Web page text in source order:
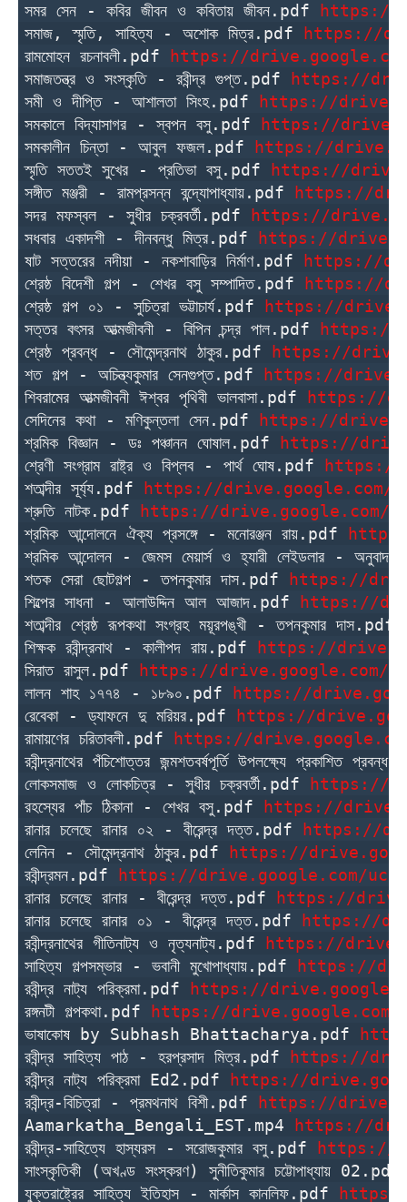
সমর সেন - কবির জীবন ও কবিতায় জীবন.pdf
https://
সমাজ, স্মৃতি, সাহিত্য - অশোক মিত্র.pdf
https://
রামমোহন রচনাবলী.pdf
https://drive.google.com/
সমাজতন্ত্র ও সংস্কৃতি - রবীন্দ্র গুপ্ত.pdf
https://
সমী ও দীপ্তি - আশালতা সিংহ.pdf
https://
সমকালে বিদ্যাসাগর - স্বপন বসু.pdf
https://
সমকালীন চিন্তা - আবুল ফজল.pdf
https://
স্মৃতি সততই সুখের - প্রতিভা বসু.pdf
https://
সঙ্গীত মঞ্জরী - রামপ্রসন্ন বন্দ্যোপাধ্যায়.pdf
https://
সদর মফস্বল - সুধীর চক্রবর্তী.pdf
https://
সধবার একাদশী - দীনবন্ধু মিত্র.pdf
https://
ষাট সত্তরের নদীয়া - নকশাবাড়ির নির্মাণ.pdf
https://
শ্রেষ্ঠ বিদেশী গল্প - শেখর বসু সম্পাদিত.pdf
https://
শ্রেষ্ঠ গল্প ০১ - সুচিত্রা ভট্টাচার্য.pdf
https://
সত্তর বৎসর আত্মজীবনী - বিপিন চন্দ্র পাল.pdf
https://
শ্রেষ্ঠ প্রবন্ধ - সৌমেন্দ্রনাথ ঠাকুর.pdf
https://
শত গল্প - অচিন্ত্যকুমার সেনগুপ্ত.pdf
https://
শিবরামের আত্মজীবনী ঈশ্বর পৃথিবী ভালবাসা.pdf
https://
সেদিনের কথা - মণিকুন্তলা সেন.pdf
https://
শ্রমিক বিজ্ঞান - ডঃ পঞ্চানন ঘোষাল.pdf
https://
শ্রেণী সংগ্রাম রাষ্ট্র ও বিপ্লব - পার্থ ঘোষ.pdf
https://
শতাব্দীর সূর্য্য.pdf
https://drive.google.com/
শ্রুতি নাটক.pdf
https://drive.google.com/
শ্রমিক আন্দোলনে ঐক্য প্রসঙ্গে - মনোরঞ্জন রায়.pdf
শ্রমিক আন্দোলন - জেমস মেয়ার্স ও হ্যারী লেইডলার - অনুবাদ
শতক সেরা ছোটগল্প - তপনকুমার দাস.pdf
https://
শিল্পের সাধনা - আলাউদ্দিন আল আজাদ.pdf
https://
শতাব্দীর শ্রেষ্ঠ রূপকথা সংগ্রহ ময়ূরপঙ্খী - তপনকুমার দাস.pdf
শিক্ষক রবীন্দ্রনাথ - কালীপদ রায়.pdf
https://
সিরাত রাসুল.pdf
https://drive.google.com/
লালন শাহ ১৭৭৪ - ১৮৯০.pdf
https://
রেবেকা - ড্যাফনে দু মরিয়র.pdf
https://
রামায়ণের চরিতাবলী.pdf
https://drive.google.com/
রবীন্দ্রনাথের পঁচিশোত্তর জন্মশতবর্ষপূর্তি উপলক্ষ্যে প্রকাশিত
লোকসমাজ ও লোকচিত্র - সুধীর চক্রবর্তী.pdf
https://
রহস্যের পাঁচ ঠিকানা - শেখর বসু.pdf
https://
রানার চলেছে রানার ০২ - বীরেন্দ্র দত্ত.pdf
https://
লেনিন - সৌমেন্দ্রনাথ ঠাকুর.pdf
https://
রবীন্দ্রমন.pdf
https://drive.google.com/
রানার চলেছে রানার - বীরেন্দ্র দত্ত.pdf
https://
রানার চলেছে রানার ০১ - বীরেন্দ্র দত্ত.pdf
https://
রবীন্দ্রনাথের গীতিনাট্য ও নৃত্যনাট্য.pdf
https://
সাহিত্য গল্পসম্ভার - ভবানী মুখোপাধ্যায়.pdf
https://
রবীন্দ্র নাট্য পরিক্রমা.pdf
https://
রঙ্গনটী গল্পকথা.pdf
https://drive.google.com/
ভাষাকোষ by Subhash Bhattacharya.pdf
রবীন্দ্র সাহিত্য পাঠ - হরপ্রসাদ মিত্র.pdf
https://
রবীন্দ্র নাট্য পরিক্রমা Ed2.pdf
https://
রবীন্দ্র-বিচিত্রা - প্রমথনাথ বিশী.pdf
https://
Aamarkatha_Bengali_EST.mp4
https://
রবীন্দ্র-সাহিত্যে হাস্যরস - সরোজকুমার বসু.pdf
https://
সাংস্কৃতিকী (অখণ্ড সংস্করণ) সুনীতিকুমার চট্টোপাধ্যায়
যুক্তরাষ্ট্রের সাহিত্য ইতিহাস - মার্কাস কানলিফ.pdf
https://